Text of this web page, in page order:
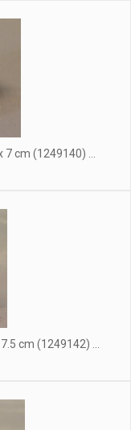
cm (1249140) ...
cm (1249142) ...